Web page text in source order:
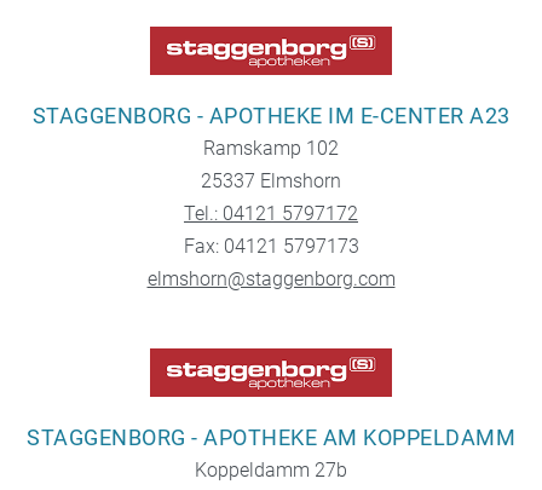
STAGGENBORG - APOTHEKE IM E-CENTER A23
Ramskamp 102
25337 Elmshorn
Tel.: 04121 5797172
Fax: 04121 5797173
elmshorn@staggenborg.com
STAGGENBORG - APOTHEKE AM KOPPELDAMM
Koppeldamm 27b